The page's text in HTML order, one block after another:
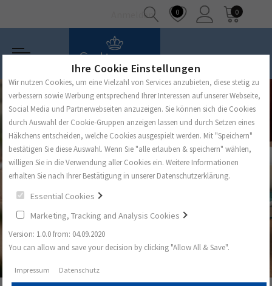
Anmelden 0 0
Ihre Cookie Einstellungen
Wir nutzen Cookies, um eine Vielzahl von Services anzubieten, diese stetig zu
verbessern sowie Werbung entsprechend Ihrer Interessen auf unserer Webseite,
Social Media und Partnerwebseiten anzuzeigen. Sie können sich die Cookies
durch Auswahl der Cookie-Gruppen anzeigen lassen und durch Setzen eines
Häkchens entscheiden, welche Cookies ausgespielt werden. Mit "Speichern"
bestätigen Sie diese Auswahl. Wenn Sie "alle erlauben & speichern" wählen,
willigen Sie in die Verwendung aller Cookies ein. Weitere Informationen
erhalten Sie nach Ihrer Bestätigung in unserer Datenschutzerklärung.
Essential Cookies
Marketing, Tracking and Analysis Cookies
Version: 1.0.0 from: 04.09.2020
You can allow and save your decision by clicking "Allow All & Save".
Impressum Datenschutz